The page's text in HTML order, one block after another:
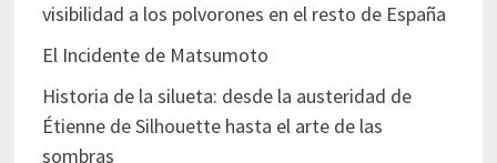
visibilidad a los polvorones en el resto de España
El Incidente de Matsumoto
Historia de la silueta: desde la austeridad de
Étienne de Silhouette hasta el arte de las
sombras